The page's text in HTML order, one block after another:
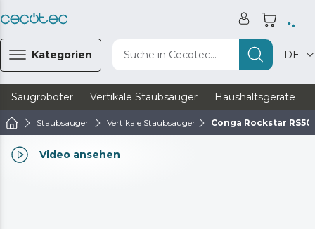
Kategorien Suche in Cecotec... DE
Saugroboter Vertikale Staubsauger Haushaltsgeräte
Staubsauger Vertikale Staubsauger Conga Rockstar RS50
Video ansehen